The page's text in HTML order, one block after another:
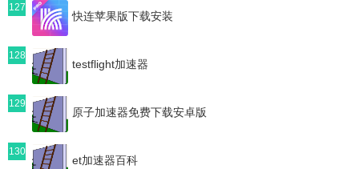
127
快连苹果版下载安装
128
testflight加速器
129
原子加速器免费下载安卓版
130
et加速器百科